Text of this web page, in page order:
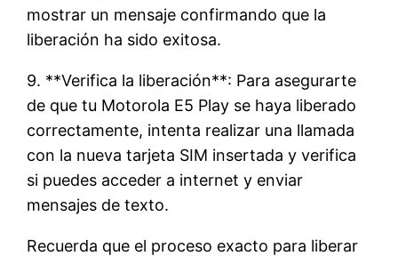
mostrar un mensaje confirmando que la
liberación ha sido exitosa.
9. **Verifica la liberación**: Para asegurarte
de que tu Motorola E5 Play se haya liberado
correctamente, intenta realizar una llamada
con la nueva tarjeta SIM insertada y verifica
si puedes acceder a internet y enviar
mensajes de texto.
Recuerda que el proceso exacto para liberar